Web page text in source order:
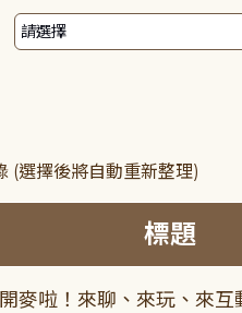
(選擇後將自動重新整理)
標題
麥啦！來聊、來玩、來互